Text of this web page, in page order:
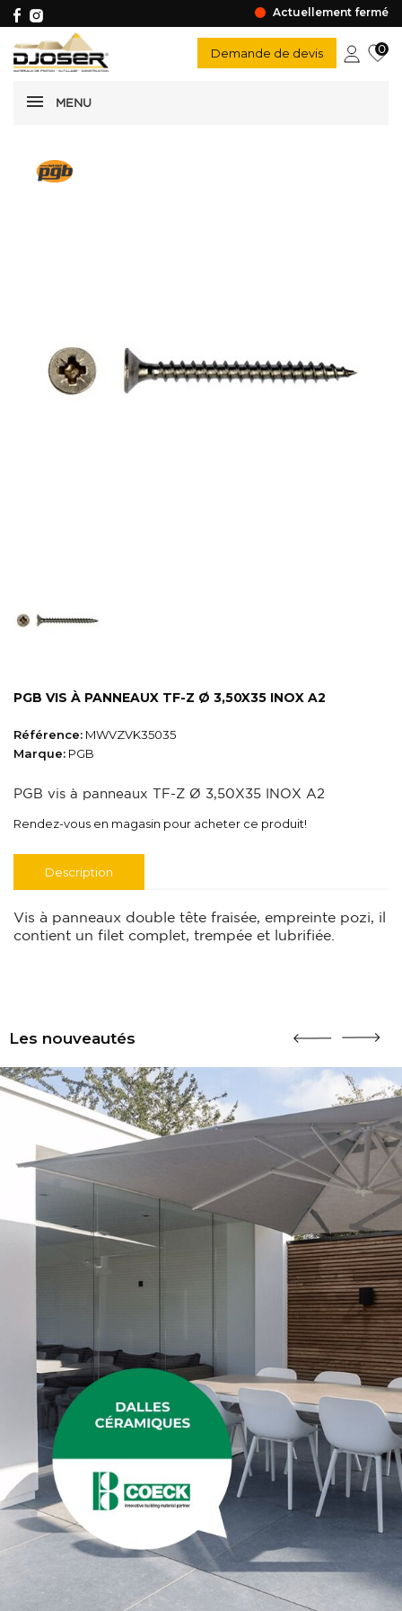
Actuellement fermé
MENU
Demande de devis 0
PGB VIS À PANNEAUX TF-Z Ø 3,50X35 INOX A2
Référence: MWVZVK35035
Marque: PGB
PGB vis à panneaux TF-Z Ø 3,50X35 INOX A2
Rendez-vous en magasin pour acheter ce produit!
Description
Vis à panneaux double tête fraisée, empreinte pozi, il
contient un filet complet, trempée et lubrifiée.
Les nouveautés